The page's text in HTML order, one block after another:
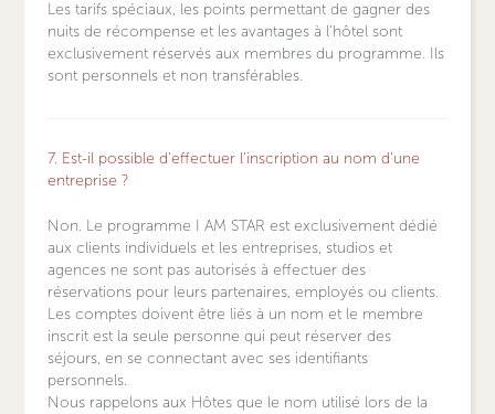
Les tarifs spéciaux, les points permettant de gagner des
nuits de récompense et les avantages à l'hôtel sont
exclusivement réservés aux membres du programme. Ils
sont personnels et non transférables.
7. Est-il possible d'effectuer l'inscription au nom d'une
entreprise ?
Non. Le programme I AM STAR est exclusivement dédié
aux clients individuels et les entreprises, studios et
agences ne sont pas autorisés à effectuer des
réservations pour leurs partenaires, employés ou clients.
Les comptes doivent être liés à un nom et le membre
inscrit est la seule personne qui peut réserver des
séjours, en se connectant avec ses identifiants
personnels.
Nous rappelons aux Hôtes que le nom utilisé lors de la